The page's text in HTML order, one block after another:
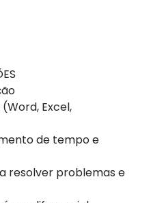
Excel,
de tempo e
resolver problemas e